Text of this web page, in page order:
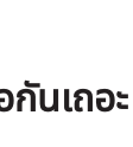
นเถอะ